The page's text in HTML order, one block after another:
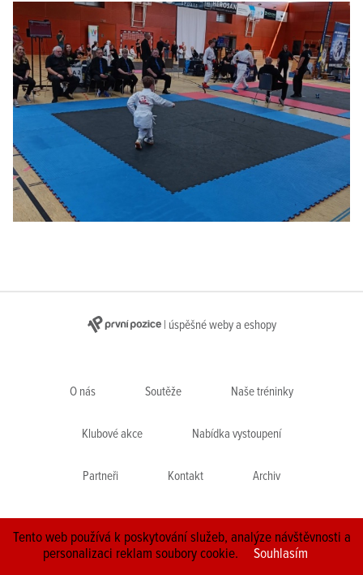
| úspěšné weby a eshopy
O nás Soutěže Naše tréninky
Klubové akce Nabídka vystoupení
Partneři Kontakt Archiv
© 2026 redakční systém |
Tento web používá k poskytování služeb, analýze návštěvnosti a
personalizaci reklam soubory cookie.
Souhlasím